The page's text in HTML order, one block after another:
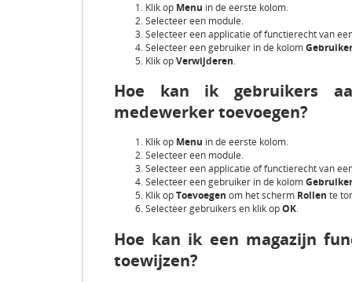
Klik op Menu in de eerste kolom.
Selecteer een module.
Selecteer een applicatie of functierecht van
Selecteer een gebruiker in de kolom
Klik opVerwijderen.
Hoe kan ik gebruikers
medewerker toevoegen?
Klik op Menu in de eerste kolom.
Selecteer een module.
Selecteer een applicatie of functierecht van
Selecteer een gebruiker in de kolom
Klik opToevoegen om het scherm Rollen te
Selecteer gebruikers en klik opOK.
Hoe kan ik een magazijn
toewijzen?